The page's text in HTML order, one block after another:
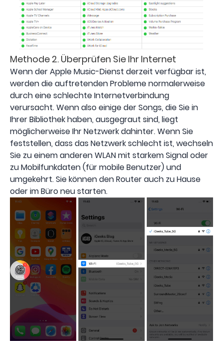
Methode 2. Überprüfen Sie Ihr Internet
Wenn der Apple Music-Dienst derzeit verfügbar ist,
werden die auftretenden Probleme normalerweise
durch eine schlechte Internetverbindung
verursacht. Wenn also einige der Songs, die Sie in
Ihrer Bibliothek haben, ausgegraut sind, liegt
möglicherweise Ihr Netzwerk dahinter. Wenn Sie
feststellen, dass das Netzwerk schlecht ist, wechseln
Sie zu einem anderen WLAN mit starkem Signal oder
zu Mobilfunkdaten (für mobile Benutzer) und
umgekehrt. Sie können den Router auch zu Hause
oder im Büro neu starten.